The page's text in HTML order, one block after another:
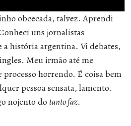
obcecada, talvez. Aprendi
uns jornalistas
história argentina. Vi debates,
Meu irmão até me
horrendo. É coisa bem
pessoa sensata, lamento.
nojento do tanto faz.